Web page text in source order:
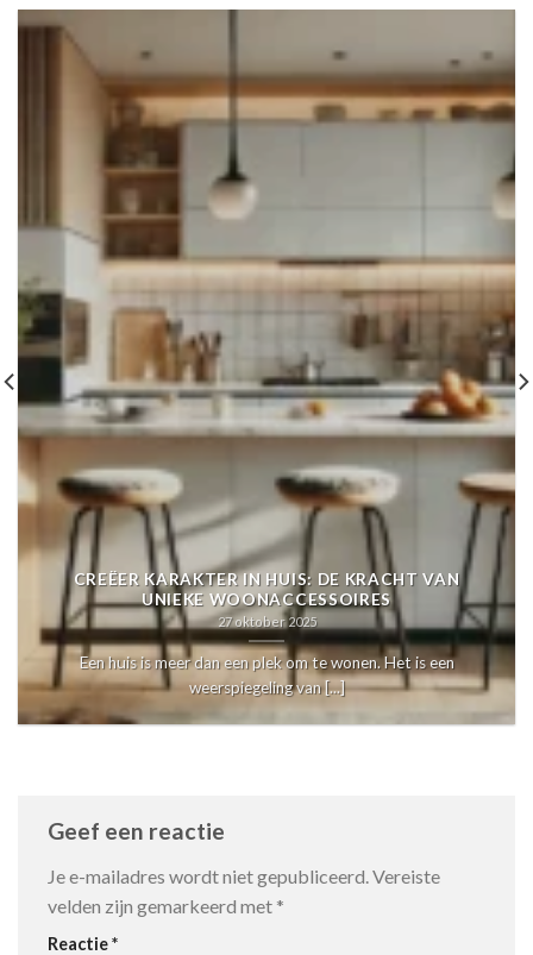
CREËER KARAKTER IN HUIS: DE KRACHT VAN
UNIEKE WOONACCESSOIRES
27 oktober 2025
Een huis is meer dan een plek om te wonen. Het is een
weerspiegeling van [...]
Geef een reactie
Je e-mailadres wordt niet gepubliceerd.Vereiste
velden zijn gemarkeerd met *
Reactie*